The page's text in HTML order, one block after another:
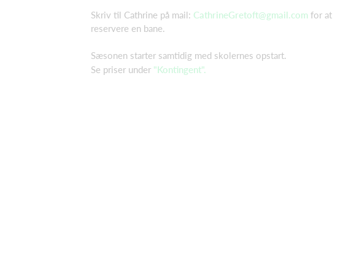
Skriv til Cathrine på mail: CathrineGretoft@gmail.com for at
reservere en bane.
Sæsonen starter samtidig med skolernes opstart.
Se priser under "Kontingent".